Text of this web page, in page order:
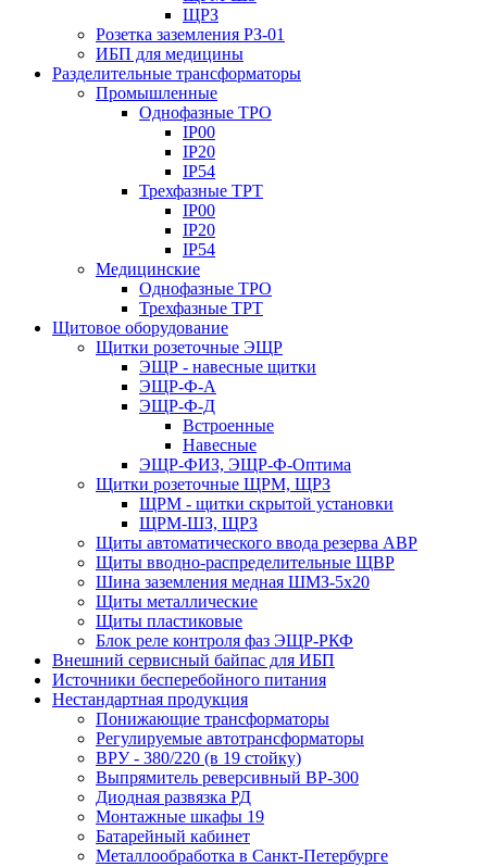
ЩРЗ
Розетка заземления РЗ-01
ИБП для медицины
Разделительные трансформаторы
Промышленные
Однофазные ТРО
IP00
IP20
IP54
Трехфазные ТРТ
IP00
IP20
IP54
Медицинские
Однофазные ТРО
Трехфазные ТРТ
Щитовое оборудование
Щитки розеточные ЭЩР
ЭЩР - навесные щитки
ЭЩР-Ф-А
ЭЩР-Ф-Д
Встроенные
Навесные
ЭЩР-ФИЗ, ЭЩР-Ф-Оптима
Щитки розеточные ЩРМ, ЩРЗ
ЩРМ - щитки скрытой установки
ЩРМ-ШЗ, ЩРЗ
Щиты автоматического ввода резерва АВР
Щиты вводно-распределительные ЩВР
Шина заземления медная ШМЗ-5х20
Щиты металлические
Щиты пластиковые
Блок реле контроля фаз ЭЩР-РКФ
Внешний сервисный байпас для ИБП
Источники бесперебойного питания
Нестандартная продукция
Понижающие трансформаторы
Регулируемые автотрансформаторы
ВРУ - 380/220 (в 19 стойку)
Выпрямитель реверсивный ВР-300
Диодная развязка РД
Монтажные шкафы 19
Батарейный кабинет
Металлообработка в Санкт-Петербурге